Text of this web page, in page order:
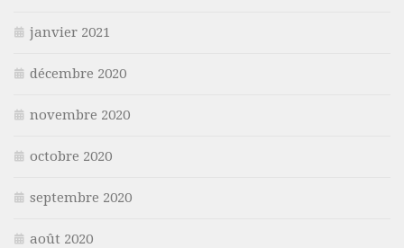
janvier 2021
décembre 2020
novembre 2020
octobre 2020
septembre 2020
août 2020